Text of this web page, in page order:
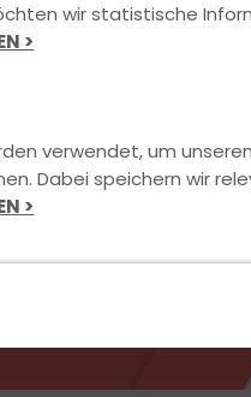
wir statistische
>
verwendet, um
Dabei speichern wir
>